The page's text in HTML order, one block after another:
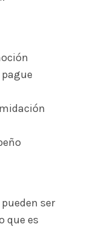
ser
que es